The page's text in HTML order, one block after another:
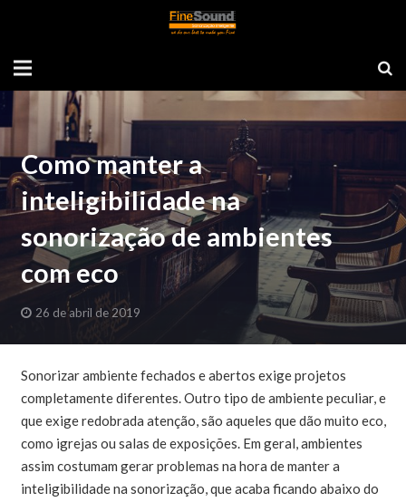
Como manter a
inteligibilidade na
sonorização de ambientes
com eco
26 de abril de 2019
Sonorizar ambiente fechados e abertos exige projetos
completamente diferentes. Outro tipo de ambiente peculiar, e
que exige redobrada atenção, são aqueles que dão muito eco,
como igrejas ou salas de exposições. Em geral, ambientes
assim costumam gerar problemas na hora de manter a
inteligibilidade na sonorização, que acaba ficando abaixo do